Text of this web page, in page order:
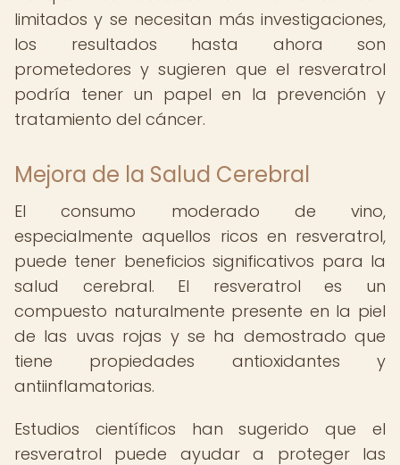
limitados y se necesitan más investigaciones,
los resultados hasta ahora son
prometedores y sugieren que el resveratrol
podría tener un papel en la prevención y
tratamiento del cáncer.
Mejora de la Salud Cerebral
El consumo moderado de vino,
especialmente aquellos ricos en resveratrol,
puede tener beneficios significativos para la
salud cerebral. El resveratrol es un
compuesto naturalmente presente en la piel
de las uvas rojas y se ha demostrado que
tiene propiedades antioxidantes y
antiinflamatorias.
Estudios científicos han sugerido que el
resveratrol puede ayudar a proteger las